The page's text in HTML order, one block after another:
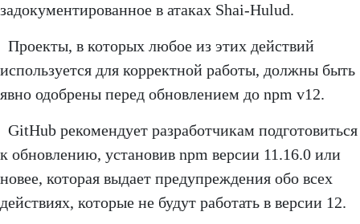
задокументированное в атаках Shai-Hulud.
Проекты, в которых любое из этих действий
используется для корректной работы, должны быть
явно одобрены перед обновлением до npm v12.
GitHub рекомендует разработчикам подготовиться
к обновлению, установив npm версии 11.16.0 или
новее, которая выдает предупреждения обо всех
действиях, которые не будут работать в версии 12.